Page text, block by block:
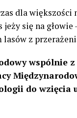
dla większości
jeży się na
lasów z
wspólnie
do wzięcia